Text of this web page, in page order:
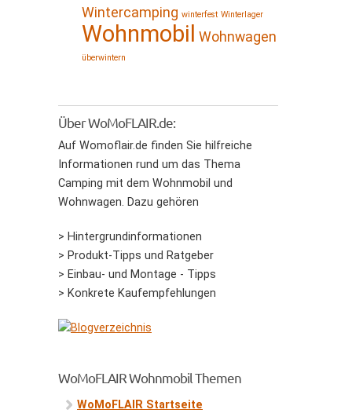
Wintercamping winterfest Winterlager
Wohnmobil Wohnwagen
überwintern
Über WoMoFLAIR.de:
Auf Womoflair.de finden Sie hilfreiche
Informationen rund um das Thema
Camping mit dem Wohnmobil und
Wohnwagen. Dazu gehören
> Hintergrundinformationen
> Produkt-Tipps und Ratgeber
> Einbau- und Montage - Tipps
> Konkrete Kaufempfehlungen
WoMoFLAIR Wohnmobil Themen
WoMoFLAIR Startseite